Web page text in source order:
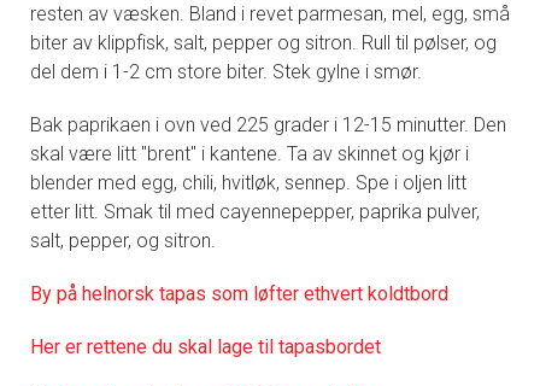
resten av væsken. Bland i revet parmesan, mel, egg, små
biter av klippfisk, salt, pepper og sitron. Rull til pølser, og
del dem i 1-2 cm store biter. Stek gylne i smør.
Bak paprikaen i ovn ved 225 grader i 12-15 minutter. Den
skal være litt "brent" i kantene. Ta av skinnet og kjør i
blender med egg, chili, hvitløk, sennep. Spe i oljen litt
etter litt. Smak til med cayennepepper, paprika pulver,
salt, pepper, og sitron.
By på helnorsk tapas som løfter ethvert koldtbord
Her er rettene du skal lage til tapasbordet